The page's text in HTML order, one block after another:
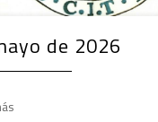
de 2026